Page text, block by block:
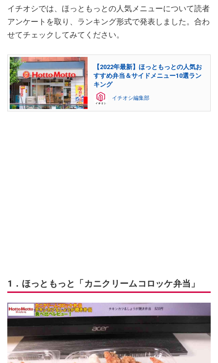
イチオシでは、ほっともっとの人気メニューについて読者
アンケートを取り、ランキング形式で発表しました。合わ
せてチェックしてみてください。
【2022年最新】ほっともっとの人気お
すすめ弁当＆サイドメニュー10選ラン
キング
イチオシ編集部
1．ほっともっと「カニクリームコロッケ弁当」